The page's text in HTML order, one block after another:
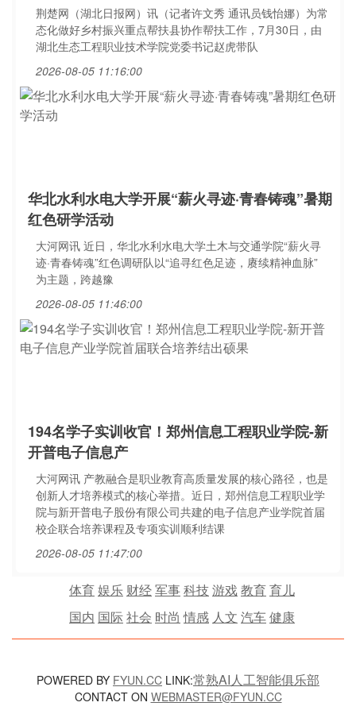
荆楚网（湖北日报网）讯（记者许文秀 通讯员钱怡娜）为常
态化做好乡村振兴重点帮扶县协作帮扶工作，7月30日，由
湖北生态工程职业技术学院党委书记赵虎带队
2026-08-05 11:16:00
华北水利水电大学开展“薪火寻迹·青春铸魂”暑期
红色研学活动
大河网讯 近日，华北水利水电大学土木与交通学院“薪火寻
迹·青春铸魂”红色调研队以“追寻红色足迹，赓续精神血脉”
为主题，跨越豫
2026-08-05 11:46:00
194名学子实训收官！郑州信息工程职业学院-新
开普电子信息产
大河网讯 产教融合是职业教育高质量发展的核心路径，也是
创新人才培养模式的核心举措。近日，郑州信息工程职业学
院与新开普电子股份有限公司共建的电子信息产业学院首届
校企联合培养课程及专项实训顺利结课
2026-08-05 11:47:00
体育娱乐 财经军事科技游戏教育育儿
国内 国际社会 时尚 情感 人文 汽车健康
POWERED BY FYUN.CC LINK:常熟AI人工智能俱乐部
CONTACT ON WEBMASTER@FYUN.CC